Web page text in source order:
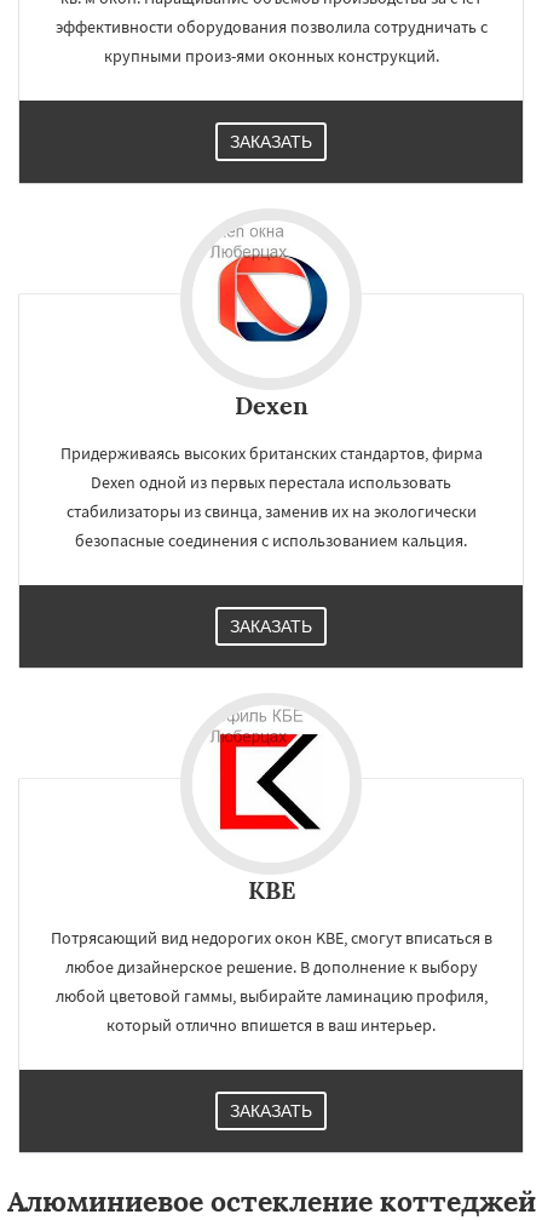
эффективности оборудования позволила сотрудничать с
крупными произ-ями оконных конструкций.
ЗАКАЗАТЬ
Dexen
Придерживаясь высоких британских стандартов, фирма
Dexen одной из первых перестала использовать
стабилизаторы из свинца, заменив их на экологически
безопасные соединения с использованием кальция.
ЗАКАЗАТЬ
KBE
Потрясающий вид недорогих окон KBE, смогут вписаться в
любое дизайнерское решение. В дополнение к выбору
любой цветовой гаммы, выбирайте ламинацию профиля,
который отлично впишется в ваш интерьер.
ЗАКАЗАТЬ
Алюминиевое остекление коттеджей